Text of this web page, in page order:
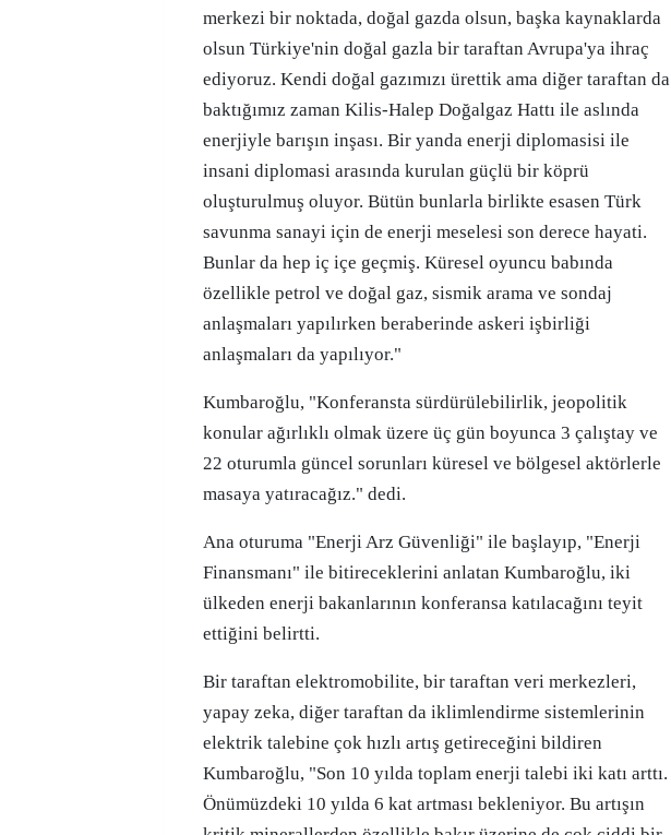
merkezi bir noktada, doğal gazda olsun, başka kaynaklarda
olsun Türkiye'nin doğal gazla bir taraftan Avrupa'ya ihraç
ediyoruz. Kendi doğal gazımızı ürettik ama diğer taraftan da
baktığımız zaman Kilis-Halep Doğalgaz Hattı ile aslında
enerjiyle barışın inşası. Bir yanda enerji diplomasisi ile
insani diplomasi arasında kurulan güçlü bir köprü
oluşturulmuş oluyor. Bütün bunlarla birlikte esasen Türk
savunma sanayi için de enerji meselesi son derece hayati.
Bunlar da hep iç içe geçmiş. Küresel oyuncu babında
özellikle petrol ve doğal gaz, sismik arama ve sondaj
anlaşmaları yapılırken beraberinde askeri işbirliği
anlaşmaları da yapılıyor."
Kumbaroğlu, "Konferansta sürdürülebilirlik, jeopolitik
konular ağırlıklı olmak üzere üç gün boyunca 3 çalıştay ve
22 oturumla güncel sorunları küresel ve bölgesel aktörlerle
masaya yatıracağız." dedi.
Ana oturuma "Enerji Arz Güvenliği" ile başlayıp, "Enerji
Finansmanı" ile bitireceklerini anlatan Kumbaroğlu, iki
ülkeden enerji bakanlarının konferansa katılacağını teyit
ettiğini belirtti.
Bir taraftan elektromobilite, bir taraftan veri merkezleri,
yapay zeka, diğer taraftan da iklimlendirme sistemlerinin
elektrik talebine çok hızlı artış getireceğini bildiren
Kumbaroğlu, "Son 10 yılda toplam enerji talebi iki katı arttı.
Önümüzdeki 10 yılda 6 kat artması bekleniyor. Bu artışın